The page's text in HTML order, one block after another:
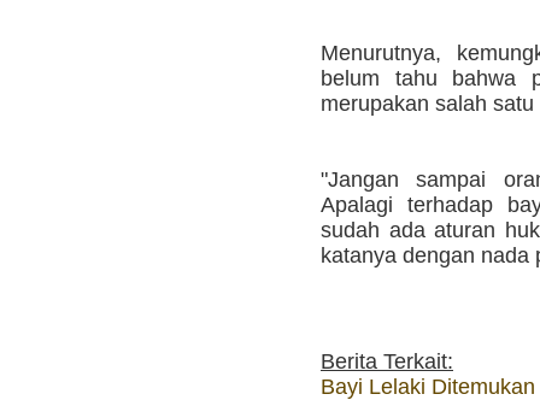
Menurutnya,
belum tahu bahwa
merupakan salah
"Jangan sampai
Apalagi terhadap
sudah ada aturan
katanya dengan nada
Berita Terkait:
Bayi Lelaki